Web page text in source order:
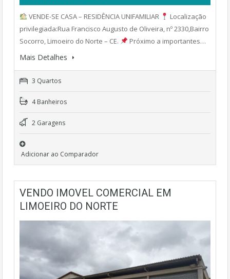
VENDE-SE CASA – RESIDÊNCIA UNIFAMILIAR
Localização
privilegiada:Rua Francisco Augusto de Oliveira, nº 2330,Bairro
Socorro, Limoeiro do Norte – CE.
Próximo a importantes…
Mais Detalhes
3 Quartos
4 Banheiros
2 Garagens
Adicionar ao Comparador
VENDO IMOVEL COMERCIAL EM
LIMOEIRO DO NORTE